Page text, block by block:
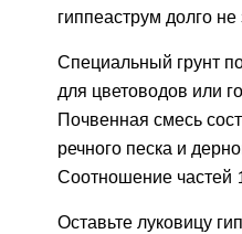
гиппеаструм долго не
Специальный грунт
для цветоводов или
Почвенная смесь
речного песка и
Соотношение частей
Оставьте луковицу